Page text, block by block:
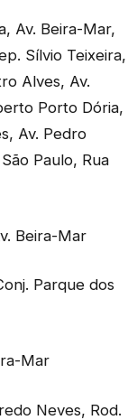
Av. Beira-Mar,
Sílvio Teixeira,
Alves, Av.
Porto Dória,
Av. Pedro
Paulo, Rua
Beira-Mar
Parque dos
Mar
Neves, Rod.